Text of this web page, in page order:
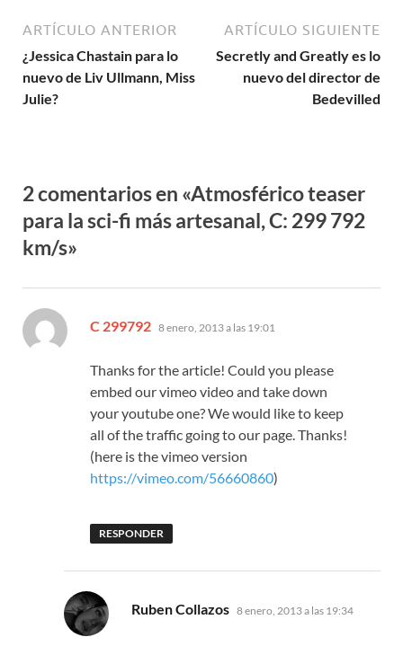
ARTÍCULO ANTERIOR
¿Jessica Chastain para lo
nuevo de Liv Ullmann, Miss
Julie?
ARTÍCULO SIGUIENTE
Secretly and Greatly es lo
nuevo del director de
Bedevilled
2 comentarios en «Atmosférico teaser
para la sci-fi más artesanal, C: 299 792
km/s»
C 299792 dice:
8 enero, 2013 a las 19:01
Thanks for the article! Could you please
embed our vimeo video and take down
your youtube one? We would like to keep
all of the traffic going to our page. Thanks!
(here is the vimeo version
https://vimeo.com/56660860)
RESPONDER
Ruben Collazos dice:
8 enero, 2013 a las 19:34